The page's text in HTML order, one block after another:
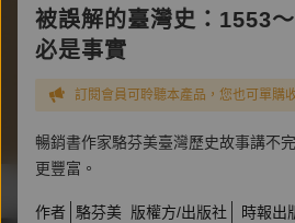
被誤解的臺灣史：1553
必是事實
訂閱會員可聆聽本產品，您也可單購
暢銷書作家駱芬美臺灣歷史故事講不
更豐富。
作者 駱芬美 版權方/出版社 時報出